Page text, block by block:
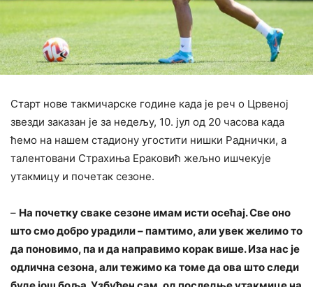
Старт нове такмичарске године када је реч о Црвеној
звезди заказан је за недељу, 10. јул од 20 часова када
ћемо на нашем стадиону угостити нишки Раднички, а
талентовани Страхиња Ераковић жељно ишчекује
утакмицу и почетак сезоне.
– На почетку сваке сезоне имам исти осећај. Све оно
што смо добро урадили – памтимо, али увек желимо то
да поновимо, па и да направимо корак више. Иза нас је
одлична сезона, али тежимо ка томе да ова што следи